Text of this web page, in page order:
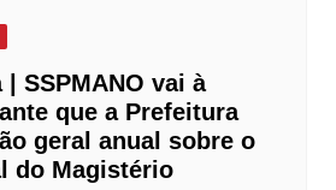
| SSPMANO vai à
que a Prefeitura
geral anual sobre o
do Magistério